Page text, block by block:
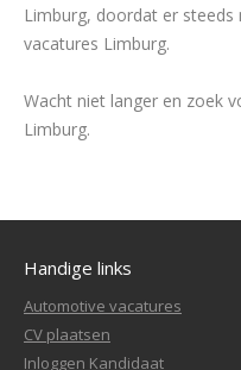
Limburg, doordat er
vacatures Limburg.
Wacht niet langer en zoek
Limburg.
Handige links
Automotive vacatures
CV plaatsen
Inloggen Kandidaat